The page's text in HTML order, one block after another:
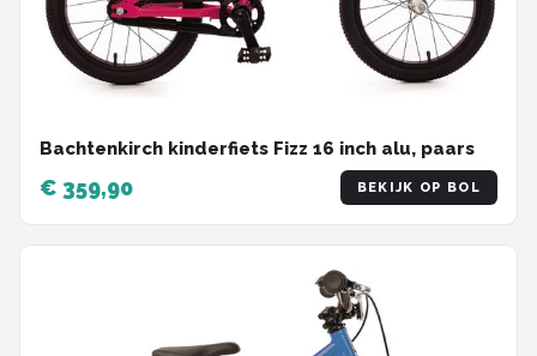
Bachtenkirch kinderfiets Fizz 16 inch alu, paars
€ 359,90 BEKIJK OP BOL